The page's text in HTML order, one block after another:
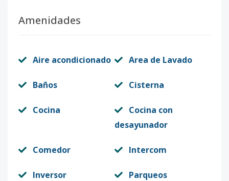
Amenidades
Aire acondicionado Area de Lavado
Baños Cisterna
Cocina
Cocina con
desayunador
Comedor Intercom
Inversor Parqueos